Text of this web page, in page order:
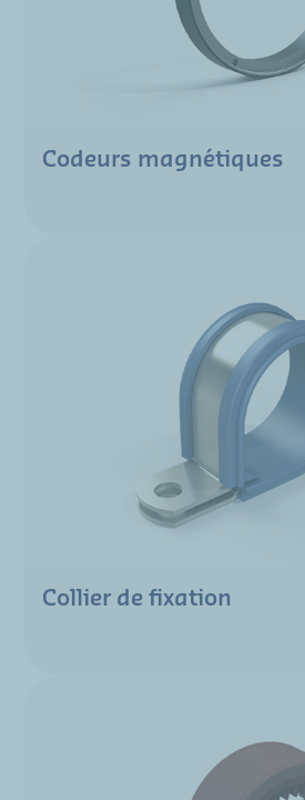
Codeurs magnétiques
Collier de fixation